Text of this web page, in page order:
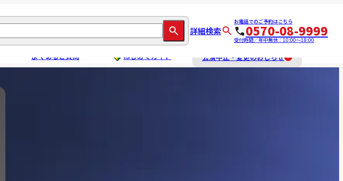
詳細検索
お電話でのご予約はこちら
0570-08-9999
受付時間／年中無休：10:00～18:00
よくあるご質問 はじめてガイド 公演中止・変更のおしらせ